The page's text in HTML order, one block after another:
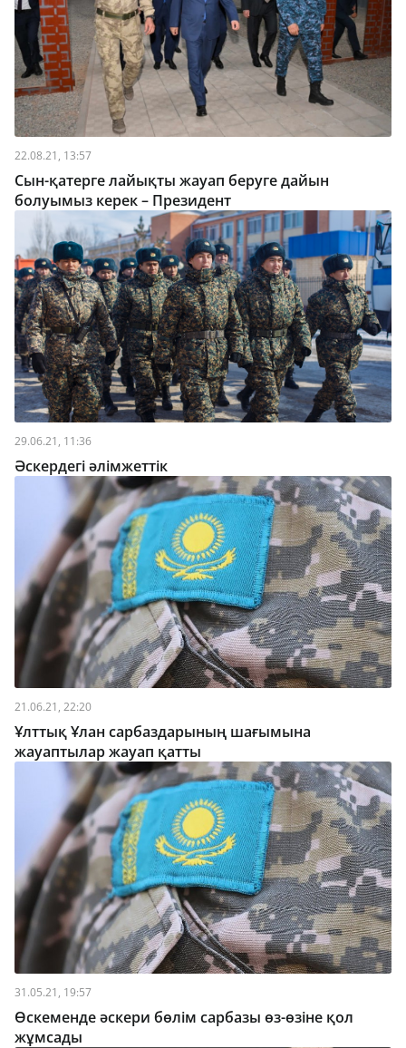
22.08.21, 13:57
Сын-қатерге лайықты жауап беруге дайын
болуымыз керек – Президент
29.06.21, 11:36
Әскердегі әлімжеттік
21.06.21, 22:20
Ұлттық Ұлан сарбаздарының шағымына
жауаптылар жауап қатты
31.05.21, 19:57
Өскеменде әскери бөлім сарбазы өз-өзіне қол
жұмсады